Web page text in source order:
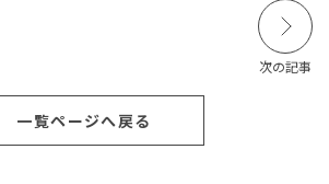
次の記事
一覧ページへ戻る